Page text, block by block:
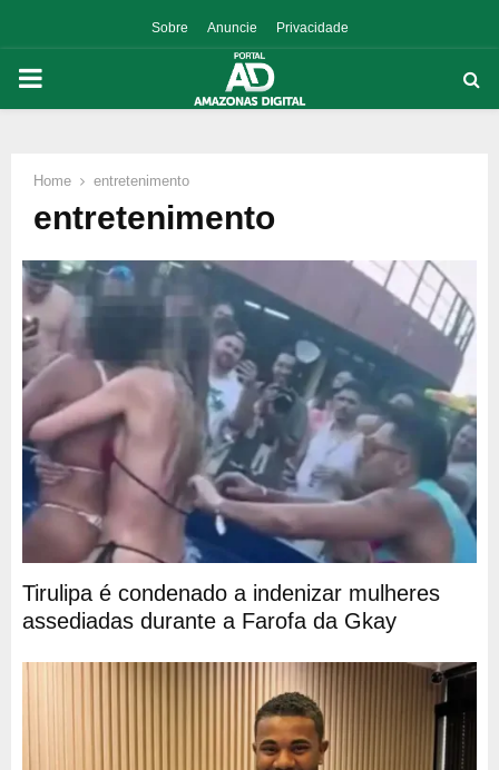
Sobre Anuncie Privacidade
PRIMARY
Home entretenimento
entretenimento
Tirulipa é condenado a indenizar mulheres
assediadas durante a Farofa da Gkay